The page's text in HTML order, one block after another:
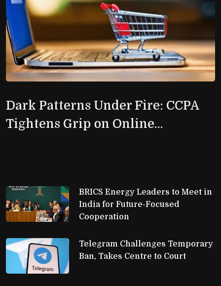
Dark Patterns Under Fire: CCPA
Tightens Grip on Online
BRICS Energy Leaders to Meet in
India for Future-Focused
Cooperation
Telegram Challenges Temporary
Ban, Takes Centre to Court